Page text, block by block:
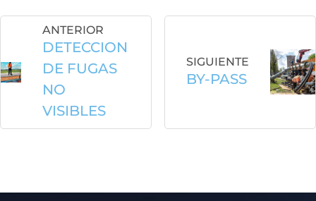
ANTERIOR
DETECCION
DE FUGAS
NO
VISIBLES
SIGUIENTE
BY-PASS